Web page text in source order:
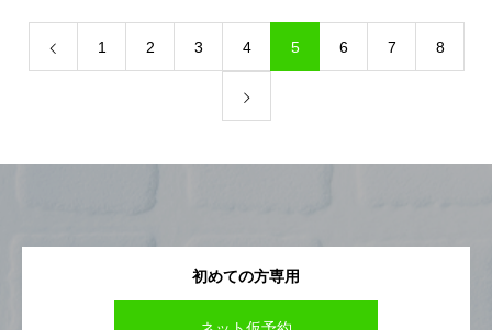
1 2 3 4 5 6 7 8
初めての方専用